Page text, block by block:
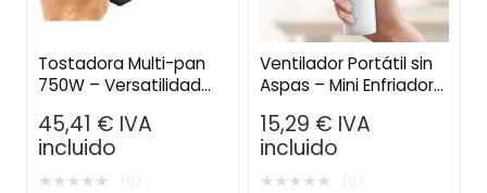
Tostadora Multi-pan
750W – Versatilidad
45,41 € IVA
incluido
★★★★★
Ventilador Portátil sin
Aspas – Mini Enfriador
USB con 3 Velocidades
15,29 € IVA
incluido
★★★★★